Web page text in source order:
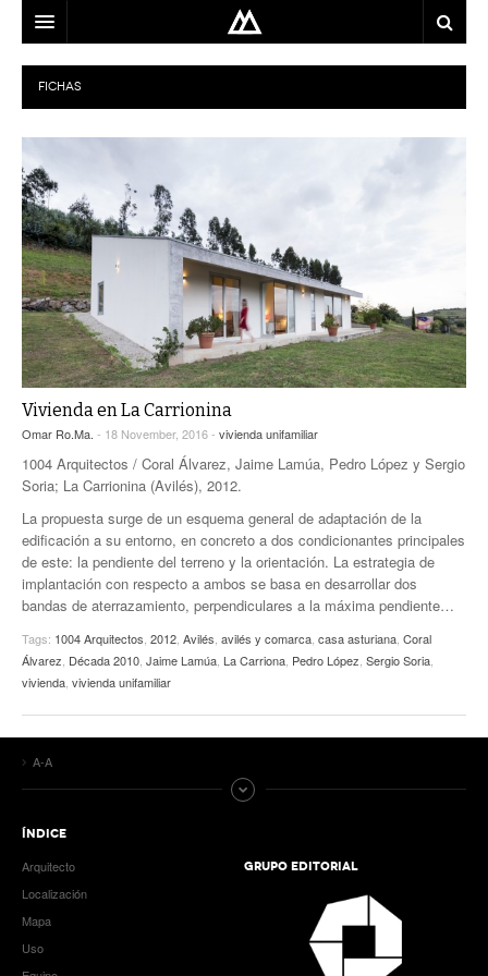
ARQUITECTO
LOCALIZACIÓN
USO
EQUIPO
BLOG
CONTACTO
FICHAS
Vivienda en La Carrionina
Omar Ro.Ma. - 18 November, 2016 - vivienda unifamiliar
1004 Arquitectos / Coral Álvarez, Jaime Lamúa, Pedro López y Sergio
Soria; La Carrionina (Avilés), 2012.
La propuesta surge de un esquema general de adaptación de la
edificación a su entorno, en concreto a dos condicionantes principales
de este: la pendiente del terreno y la orientación. La estrategia de
implantación con respecto a ambos se basa en desarrollar dos
bandas de aterrazamiento, perpendiculares a la máxima pendiente…
Tags: 1004 Arquitectos 2012 Avilés avilés y comarca casa asturiana Coral
Álvarez Década 2010 Jaime Lamúa La Carriona Pedro López Sergio Soria
vivienda vivienda unifamiliar
A-A
ÍNDICE
Arquitecto
Localización
Mapa
Uso
GRUPO EDITORIAL